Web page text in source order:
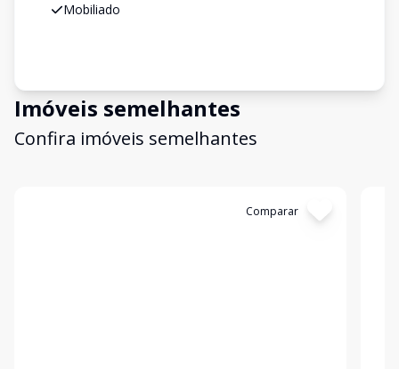
Mobiliado
Imóveis semelhantes
Confira imóveis semelhantes
Comparar